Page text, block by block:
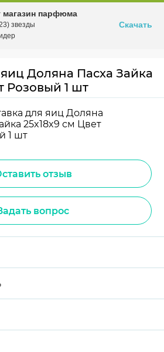
ул. Заозерная, 11, к. 1
Доляна Пасха Зайка
Розовый 1 шт
отзыв
вопрос
магазин парфюма
звезды
Скачать